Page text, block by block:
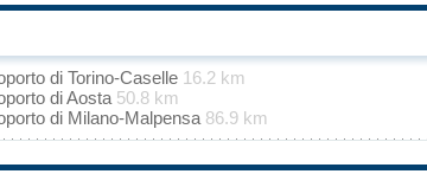
di Torino-Caselle 16.2 km
di Aosta 50.8 km
di Milano-Malpensa 86.9 km